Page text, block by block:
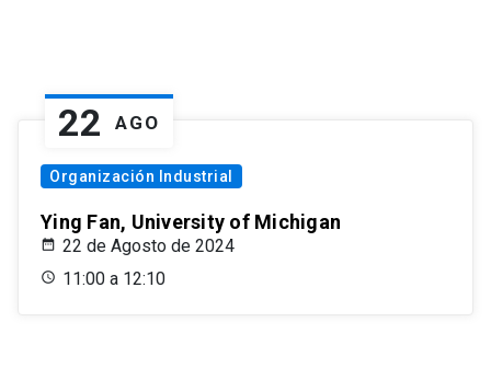
22 AGO
Organización Industrial
Ying Fan, University of Michigan
22 de Agosto de 2024
11:00 a 12:10